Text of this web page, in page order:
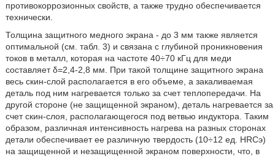
противокоррозионных свойств, а также трудно обеспечивается
технически.
Толщина защитного медного экрана - до 3 мм также является
оптимальной (см. табл. 3) и связана с глубиной проникновения
токов в металл, которая на частоте 40÷70 кГц для меди
составляет δ=2,4-2,8 мм. При такой толщине защитного экрана
весь скин-слой располагается в его объеме, а закаливаемая
деталь под ним нагревается только за счет теплопередачи. На
другой стороне (не защищенной экраном), деталь нагревается за
счет скин-слоя, располагающегося под ветвью индуктора. Таким
образом, различная интенсивность нагрева на разных сторонах
детали обеспечивает ее различную твердость (10÷12 ед. HRCэ)
на защищенной и незащищенной экраном поверхности, что, в